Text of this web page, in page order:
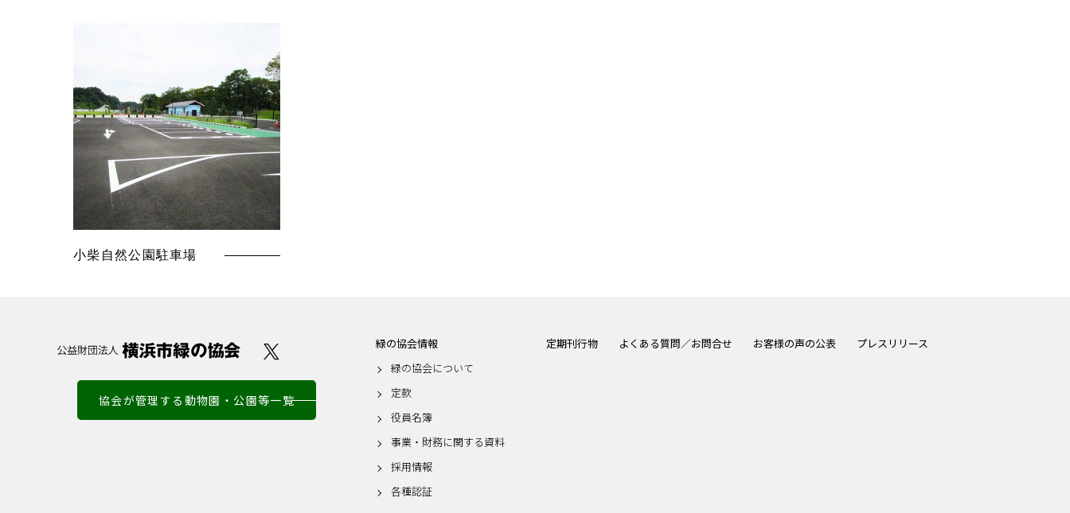
小柴自然公園駐車場
協会が管理する動物園・公園等一覧
緑の協会情報
緑の協会について
定款
役員名簿
事業・財務に関する資料
採用情報
各種認証
定期刊行物 よくある質問／お問合せ お客様の声の公表 プレスリリース